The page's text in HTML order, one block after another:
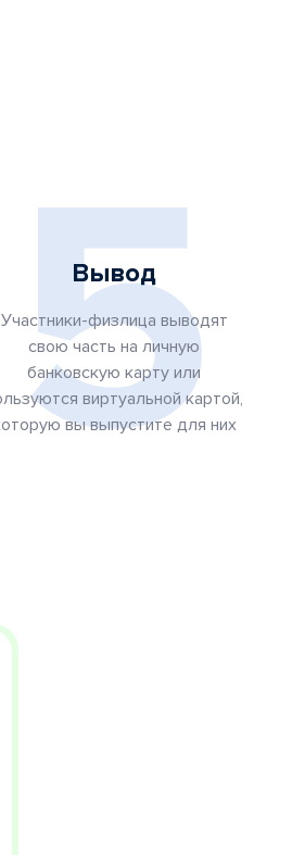
5
Вывод
Участники-физлица выводят
свою часть на личную
банковскую карту или
виртуальной картой,
вы выпустите для них